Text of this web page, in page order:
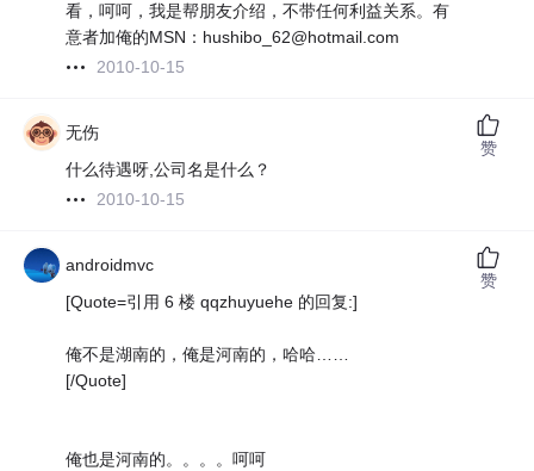
看，呵呵，我是帮朋友介绍，不带任何利益关系。有
意者加俺的MSN：hushibo_62@hotmail.com
2010-10-15
无伤
什么待遇呀,公司名是什么？
2010-10-15
赞
androidmvc
[Quote=引用 6 楼 qqzhuyuehe 的回复:]
俺不是湖南的，俺是河南的，哈哈……
[/Quote]
俺也是河南的。。。。呵呵
赞